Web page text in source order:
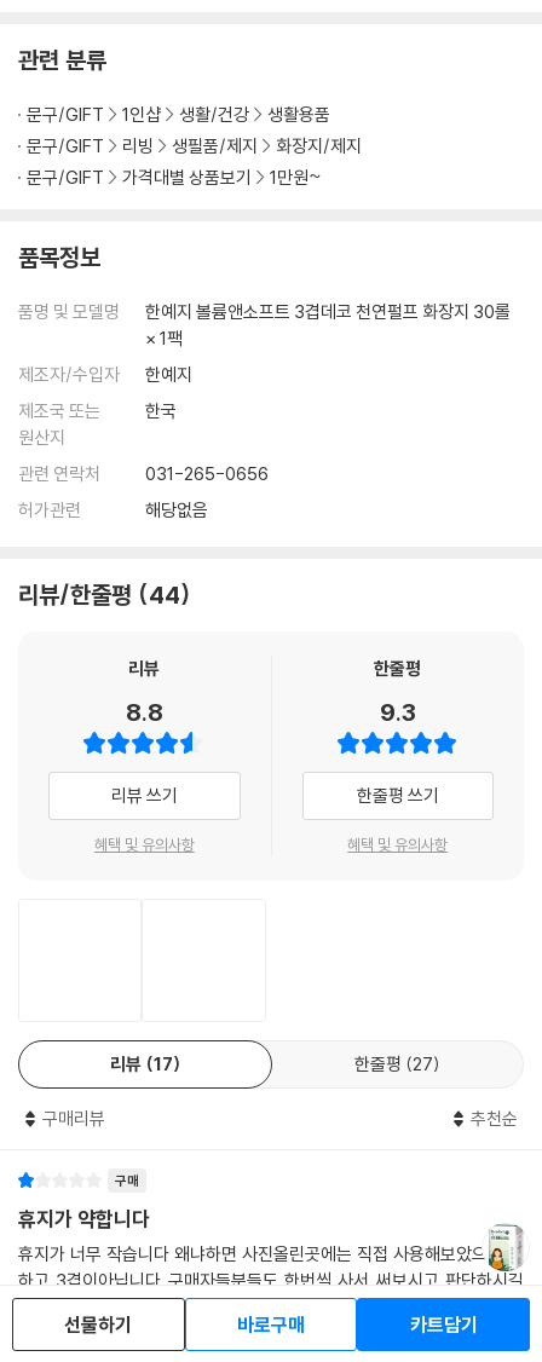
관련 분류
문구/GIFT 1인샵 생활/건강
생활용품
문구/GIFT
리빙 생필품/제지
화장지/제지
문구/GIFT
가격대별 상품보기 1만원~
품목정보
품명 및 모델명
한예지 볼륨앤소프트 3겹데코 천연펄프 화장지 30롤
× 1팩
제조자/수입자
한예지
제조국 또는
원산지
한국
관련 연락처
031-265-0656
허가관련
해당없음
리뷰/한줄평 44
리뷰
8.8
리뷰 쓰기
혜택 및 유의사항
한줄평
9.3
한줄평 쓰기
혜택 및 유의사항
리뷰 17 한줄평 27
구매리뷰 추천순
구매
휴지가 약합니다
휴지가 너무 작습니다 왜냐하면 사진올린곳에는 직접 사용해보았으나 약
하고 3겹이아닙니다 구매자들분들도 한번씩 사서 써보시고 판단하시길
바랍니다 ?? 좋으면 좋다고는 하는데이것은ㅠ 그래도 좋습니다 잘써보겠
습니다 고맙고 감사합니다 다음에도 잘부탁드립니다 ?? ?? ?? ?? ?? ??
선물하기 바로구매 카트담기